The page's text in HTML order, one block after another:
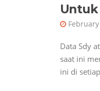
Untuk
Data Sdy
saat ini
ini di